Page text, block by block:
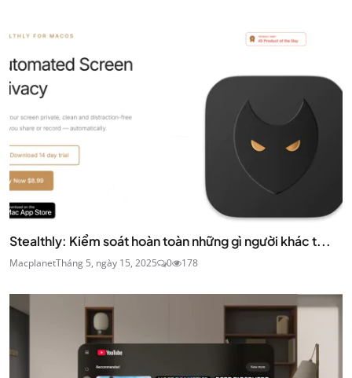
Stealthly: Kiểm soát hoàn toàn những gì người khác t...
MacplanetTháng 5, ngày 15, 2025 0 178